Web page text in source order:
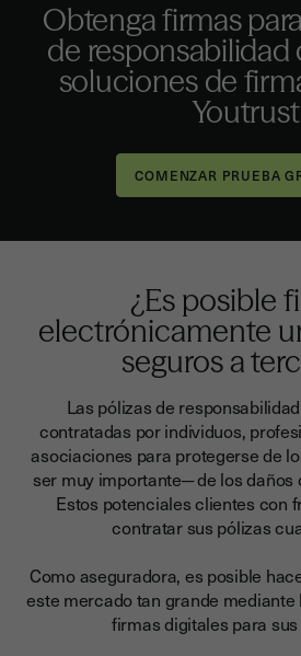
Obtenga firmas
de responsabilidad
soluciones de
Youtrust
¿Es posible
electrónicamente
seguros a
Las pólizas de
contratadas por individuos,
asociaciones para protegerse de
ser muy importante─ de los daños
Estos potenciales clientes con
contratar sus pólizas
Como aseguradora, es posible
este mercado tan grande
firmas digitales para